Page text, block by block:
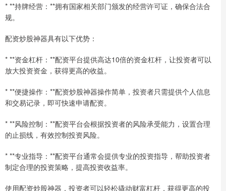
* **持牌经营：**拥有国家相关部门颁发的经营许可证，确保合法合
规。
配资炒股神器具有以下优势：
* **资金杠杆：**配资平台提供高达10倍的资金杠杆，让投资者可以
放大投资资金，获得更高的收益。
* **便捷操作：**配资炒股神器操作简单，投资者只需提供个人信息
和交易记录，即可快速申请配资。
* **风险控制：**配资平台会根据投资者的风险承受能力，设置合理
的止损线，有效控制投资风险。
* **专业指导：**配资平台通常会提供专业的投资指导，帮助投资者
制定合理的投资策略，提高投资收益率。
使用配资炒股神器，投资者可以轻松撬动财富杠杆，获得更高的投